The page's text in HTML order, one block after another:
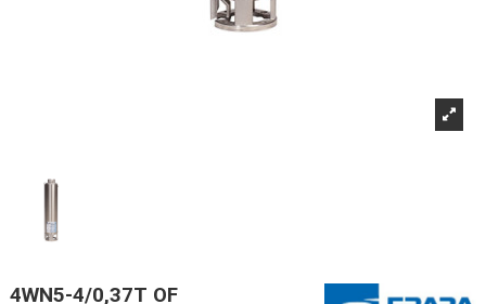
4WN5-4/0,37T OF